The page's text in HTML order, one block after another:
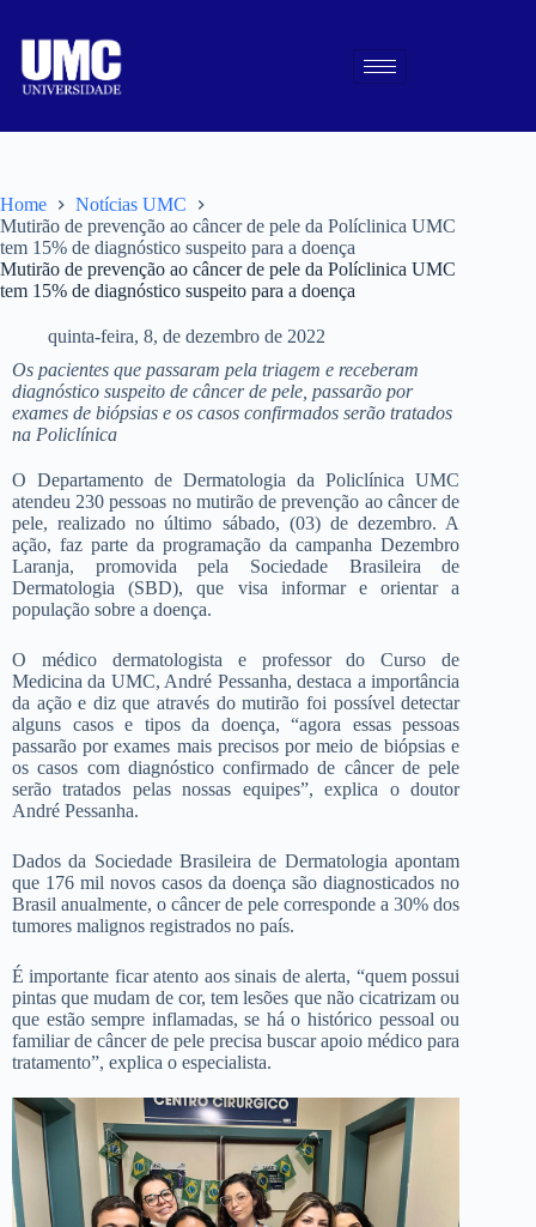
Home
Notícias UMC
Mutirão de prevenção ao câncer de pele da Políclinica UMC
tem 15% de diagnóstico suspeito para a doença
Mutirão de prevenção ao câncer de pele da Políclinica UMC
tem 15% de diagnóstico suspeito para a doença
quinta-feira, 8, de dezembro de 2022
Os pacientes que passaram pela triagem e receberam
diagnóstico suspeito de câncer de pele, passarão por
exames de biópsias e os casos confirmados serão tratados
na Policlínica
O Departamento de Dermatologia da Policlínica UMC
atendeu 230 pessoas no mutirão de prevenção ao câncer de
pele, realizado no último sábado, (03) de dezembro. A
ação, faz parte da programação da campanha Dezembro
Laranja, promovida pela Sociedade Brasileira de
Dermatologia (SBD), que visa informar e orientar a
população sobre a doença.
O médico dermatologista e professor do Curso de
Medicina da UMC, André Pessanha, destaca a importância
da ação e diz que através do mutirão foi possível detectar
alguns casos e tipos da doença, “agora essas pessoas
passarão por exames mais precisos por meio de biópsias e
os casos com diagnóstico confirmado de câncer de pele
serão tratados pelas nossas equipes”, explica o doutor
André Pessanha.
Dados da Sociedade Brasileira de Dermatologia apontam
que 176 mil novos casos da doença são diagnosticados no
Brasil anualmente, o câncer de pele corresponde a 30% dos
tumores malignos registrados no país.
É importante ficar atento aos sinais de alerta, “quem possui
pintas que mudam de cor, tem lesões que não cicatrizam ou
que estão sempre inflamadas, se há o histórico pessoal ou
familiar de câncer de pele precisa buscar apoio médico para
tratamento”, explica o especialista.